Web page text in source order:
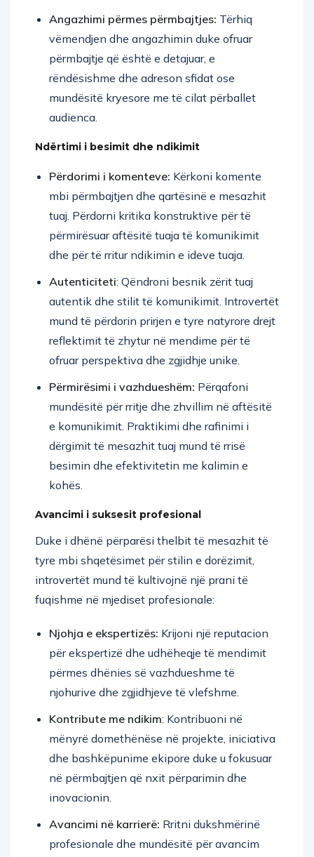
Angazhimi përmes përmbajtjes: Tërhiq
vëmendjen dhe angazhimin duke ofruar
përmbajtje që është e detajuar, e
rëndësishme dhe adreson sfidat ose
mundësitë kryesore me të cilat përballet
audienca.
Ndërtimi i besimit dhe ndikimit
Përdorimi i komenteve: Kërkoni komente
mbi përmbajtjen dhe qartësinë e mesazhit
tuaj. Përdorni kritika konstruktive për të
përmirësuar aftësitë tuaja të komunikimit
dhe për të rritur ndikimin e ideve tuaja.
Autenticiteti: Qëndroni besnik zërit tuaj
autentik dhe stilit të komunikimit. Introvertët
mund të përdorin prirjen e tyre natyrore drejt
reflektimit të zhytur në mendime për të
ofruar perspektiva dhe zgjidhje unike.
Përmirësimi i vazhdueshëm: Përqafoni
mundësitë për rritje dhe zhvillim në aftësitë
e komunikimit. Praktikimi dhe rafinimi i
dërgimit të mesazhit tuaj mund të rrisë
besimin dhe efektivitetin me kalimin e
kohës.
Avancimi i suksesit profesional
Duke i dhënë përparësi thelbit të mesazhit të
tyre mbi shqetësimet për stilin e dorëzimit,
introvertët mund të kultivojnë një prani të
fuqishme në mjediset profesionale:
Njohja e ekspertizës: Krijoni një reputacion
për ekspertizë dhe udhëheqje të mendimit
përmes dhënies së vazhdueshme të
njohurive dhe zgjidhjeve të vlefshme.
Kontribute me ndikim: Kontribuoni në
mënyrë domethënëse në projekte, iniciativa
dhe bashkëpunime ekipore duke u fokusuar
në përmbajtjen që nxit përparimin dhe
inovacionin.
Avancimi në karrierë: Rritni dukshmërinë
profesionale dhe mundësitë për avancim